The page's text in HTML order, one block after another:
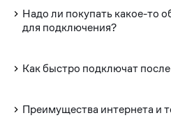
Надо ли покупать какое-то
для подключения?
Как быстро подключат
Преимущества интернета и